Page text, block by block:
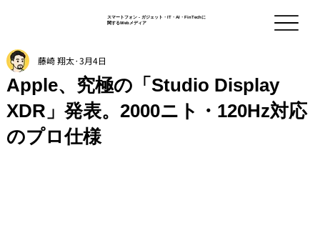
スマートフォン - ガジェット・IT・AI・FinTechに
関するWebメディア
Apple、究極の「Studio Display
XDR」発表。2000ニト・120Hz対応
のプロ仕様
藤崎 翔太 3月4日